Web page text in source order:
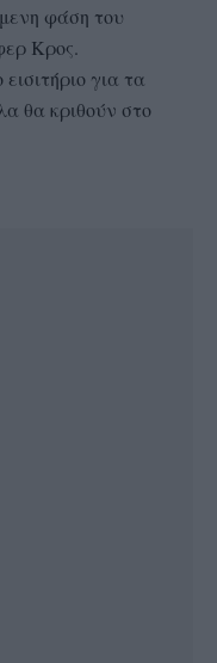
φάση του
Κρος.
για τα
θα κριθούν στο